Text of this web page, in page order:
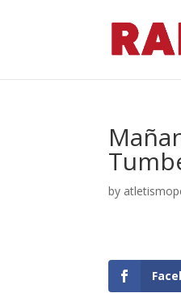
by